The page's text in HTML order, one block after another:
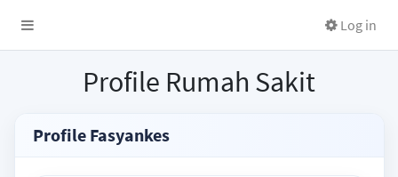
Log in
Profile Rumah Sakit
Profile Fasyankes